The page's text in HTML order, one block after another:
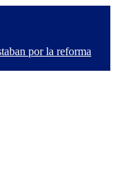
por la reforma